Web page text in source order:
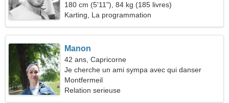
180 cm (5'11"), 84 kg (185 livres)
Karting, La programmation
Manon
42 ans, Capricorne
Je cherche un ami sympa avec qui danser
Montfermeil
Relation serieuse